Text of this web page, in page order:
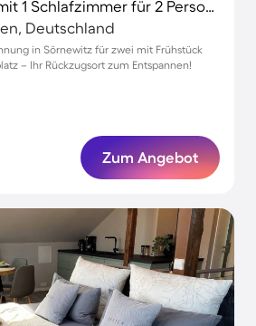
Tolle Wohnung mit 1 Schlafzimmer für 2 Personen
Deutschland
in Sörnewitz für zwei mit Frühstück
– Ihr Rückzugsort zum Entspannen!
Zum Angebot